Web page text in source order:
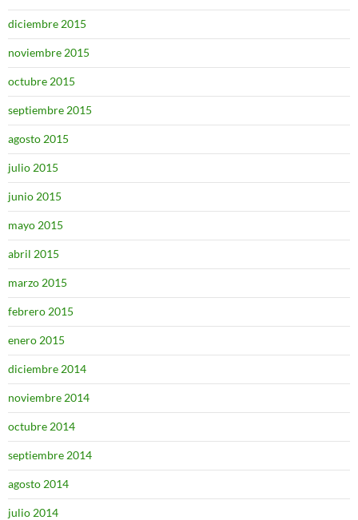
diciembre 2015
noviembre 2015
octubre 2015
septiembre 2015
agosto 2015
julio 2015
junio 2015
mayo 2015
abril 2015
marzo 2015
febrero 2015
enero 2015
diciembre 2014
noviembre 2014
octubre 2014
septiembre 2014
agosto 2014
julio 2014